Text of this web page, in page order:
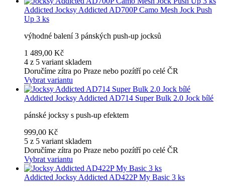
Addicted Jocksy Addicted AD700P Camo Mesh Jock Push
Up 3 ks
výhodné balení 3 pánských push-up jocksů
1 489,00 Kč
4 z 5 variant skladem
Doručíme zítra po Praze nebo pozítří po celé ČR
Vybrat variantu
Addicted Jocksy Addicted AD714 Super Bulk 2.0 Jock bílé
pánské jocksy s push-up efektem
999,00 Kč
5 z 5 variant skladem
Doručíme zítra po Praze nebo pozítří po celé ČR
Vybrat variantu
Addicted Jocksy Addicted AD422P My Basic 3 ks